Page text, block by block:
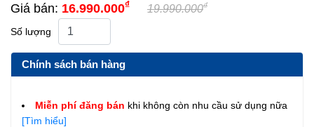
Giá bán: 16.990.000₫ 19.990.000₫
Số lượng
Chính sách bán hàng
Miễn phí đăng bán khi không còn nhu cầu sử dụng nữa
[Tìm hiểu]